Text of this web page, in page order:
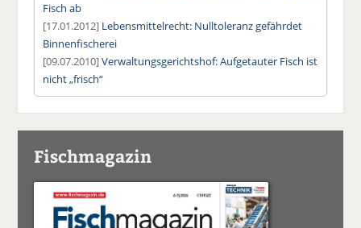
Fisch ab
[17.01.2012] Lebensmittelrecht: Nulltoleranz gefährdet
Binnenfischerei
[09.07.2010]Verwaltungsgerichtshof: Aufgetauter Fisch ist
nicht „frisch“
Fischmagazin